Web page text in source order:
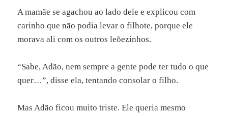
A mamãe se agachou ao lado dele e explicou com
carinho que não podia levar o filhote, porque ele
morava ali com os outros leõezinhos.
“Sabe, Adão, nem sempre a gente pode ter tudo o que
quer…”, disse ela, tentando consolar o filho.
Mas Adão ficou muito triste. Ele queria mesmo